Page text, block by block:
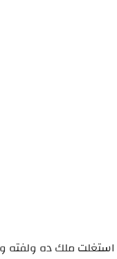
ملك ده ولفته